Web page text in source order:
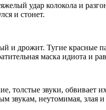
удар колокола и
и стонет.
и дрожит. Тугие красные
маска идиота и
толстые звуки, обвивает
звукам, неутомимая, злая и